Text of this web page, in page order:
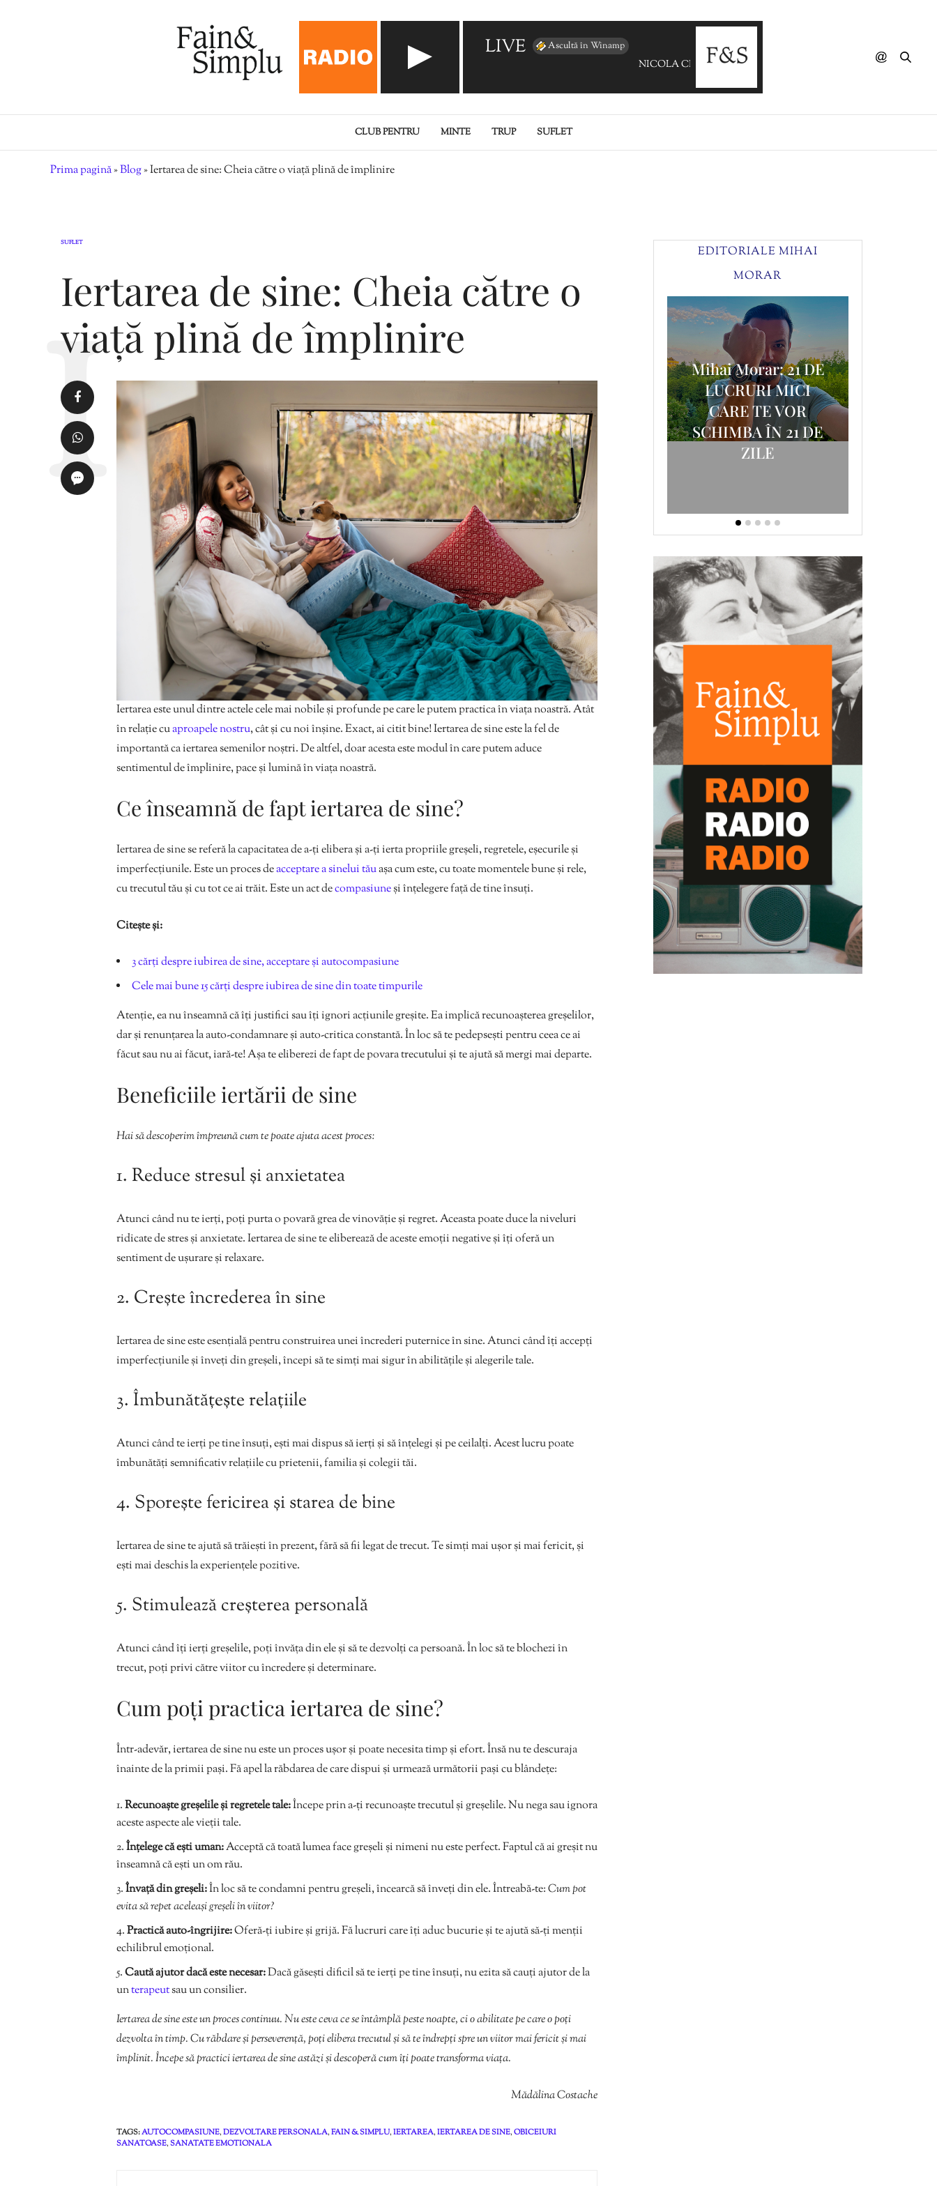
LIVE Ascultă în Winamp
NICOLA CRUZ & SALVADOR ARAGUAYA - Folha De
CLUB PENTRU MINTE TRUP SUFLET
Prima pagină»Blog»Iertarea de sine: Cheia către o viață plină de împlinire
SUFLET
Iertarea de sine: Cheia către o
viață plină de împlinire
Iertarea este unul dintre actele cele mai nobile și profunde pe care le putem practica în viața noastră. Atât
în relație cuaproapele nostru, cât și cu noi înșine. Exact, ai citit bine! Iertarea de sine este la fel de
importantă ca iertarea semenilor noștri. De altfel, doar acesta este modul în care putem aduce
sentimentul de împlinire, pace și lumină în viața noastră.
Ce înseamnă de fapt iertarea de sine?
Iertarea de sine se referă la capacitatea de a-ți elibera și a-ți ierta propriile greșeli, regretele, eșecurile și
imperfecțiunile. Este un proces deacceptare a sinelui tăuașa cum este, cu toate momentele bune și rele,
cu trecutul tău și cu tot ce ai trăit. Este un act decompasiuneși înțelegere față de tine însuți.
Citește și:
3 cărți despre iubirea de sine, acceptare și autocompasiune
Cele mai bune 15 cărți despre iubirea de sine din toate timpurile
Atenție, ea nu înseamnă că îți justifici sau îți ignori acțiunile greșite. Ea implică recunoașterea greșelilor,
dar și renunțarea la auto-condamnare și auto-critica constantă. În loc să te pedepsești pentru ceea ce ai
făcut sau nu ai făcut, iară-te! Așa te eliberezi de fapt de povara trecutului și te ajută să mergi mai departe.
Beneficiile iertării de sine
Hai să descoperim împreună cum te poate ajuta acest proces:
1. Reduce stresul și anxietatea
Atunci când nu te ierți, poți purta o povară grea de vinovăție și regret. Aceasta poate duce la niveluri
ridicate de stres și anxietate. Iertarea de sine te eliberează de aceste emoții negative și îți oferă un
sentiment de ușurare și relaxare.
2. Crește încrederea în sine
Iertarea de sine este esențială pentru construirea unei încrederi puternice în sine. Atunci când îți accepți
imperfecțiunile și înveți din greșeli, începi să te simți mai sigur în abilitățile și alegerile tale.
3. Îmbunătățește relațiile
Atunci când te ierți pe tine însuți, ești mai dispus să ierți și să înțelegi și pe ceilalți. Acest lucru poate
îmbunătăți semnificativ relațiile cu prietenii, familia și colegii tăi.
4. Sporește fericirea și starea de bine
Iertarea de sine te ajută să trăiești în prezent, fără să fii legat de trecut. Te simți mai ușor și mai fericit, și
ești mai deschis la experiențele pozitive.
5. Stimulează creșterea personală
Atunci când îți ierți greșelile, poți învăța din ele și să te dezvolți ca persoană. În loc să te blochezi în
trecut, poți privi către viitor cu încredere și determinare.
Cum poți practica iertarea de sine?
Într-adevăr, iertarea de sine nu este un proces ușor și poate necesita timp și efort. Însă nu te descuraja
înainte de la primii pași. Fă apel la răbdarea de care dispui și urmează următorii pași cu blândețe:
Recunoaște greșelile și regretele tale:Începe prin a-ți recunoaște trecutul și greșelile. Nu nega sau ignora
aceste aspecte ale vieții tale.
Înțelege că ești uman:Acceptă că toată lumea face greșeli și nimeni nu este perfect. Faptul că ai greșit nu
înseamnă că ești un om rău.
Învață din greșeli:În loc să te condamni pentru greșeli, încearcă să înveți din ele. Întreabă-te:Cum pot
evita să repet aceleași greșeli în viitor?
Practică auto-îngrijire:Oferă-ți iubire și grijă. Fă lucruri care îți aduc bucurie și te ajută să-ți menții
echilibrul emoțional.
Caută ajutor dacă este necesar:Dacă găsești dificil să te ierți pe tine însuți, nu ezita să cauți ajutor de la
unterapeutsau un consilier.
Iertarea de sine este un proces continuu. Nu este ceva ce se întâmplă peste noapte, ci o abilitate pe care o poți
dezvolta în timp. Cu răbdare și perseverență, poți elibera trecutul și să te îndrepți spre un viitor mai fericit și mai
împlinit. Începe să practici iertarea de sine astăzi și descoperă cum îți poate transforma viața.
Mădălina Costache
TAGS:AUTOCOMPASIUNE,DEZVOLTARE PERSONALA,FAIN & SIMPLU,IERTAREA,IERTAREA DE SINE,OBICEIURI
SANATOASE,SANATATE EMOTIONALA
EDITORIALE MIHAI
MORAR
Editorial Mihai
SALVAT PE FĂT-
FRUMOS
Mihai Morar: 21 DE
LUCRURI MICI
CARE TE VOR
SCHIMBA ÎN 21 DE
ZILE